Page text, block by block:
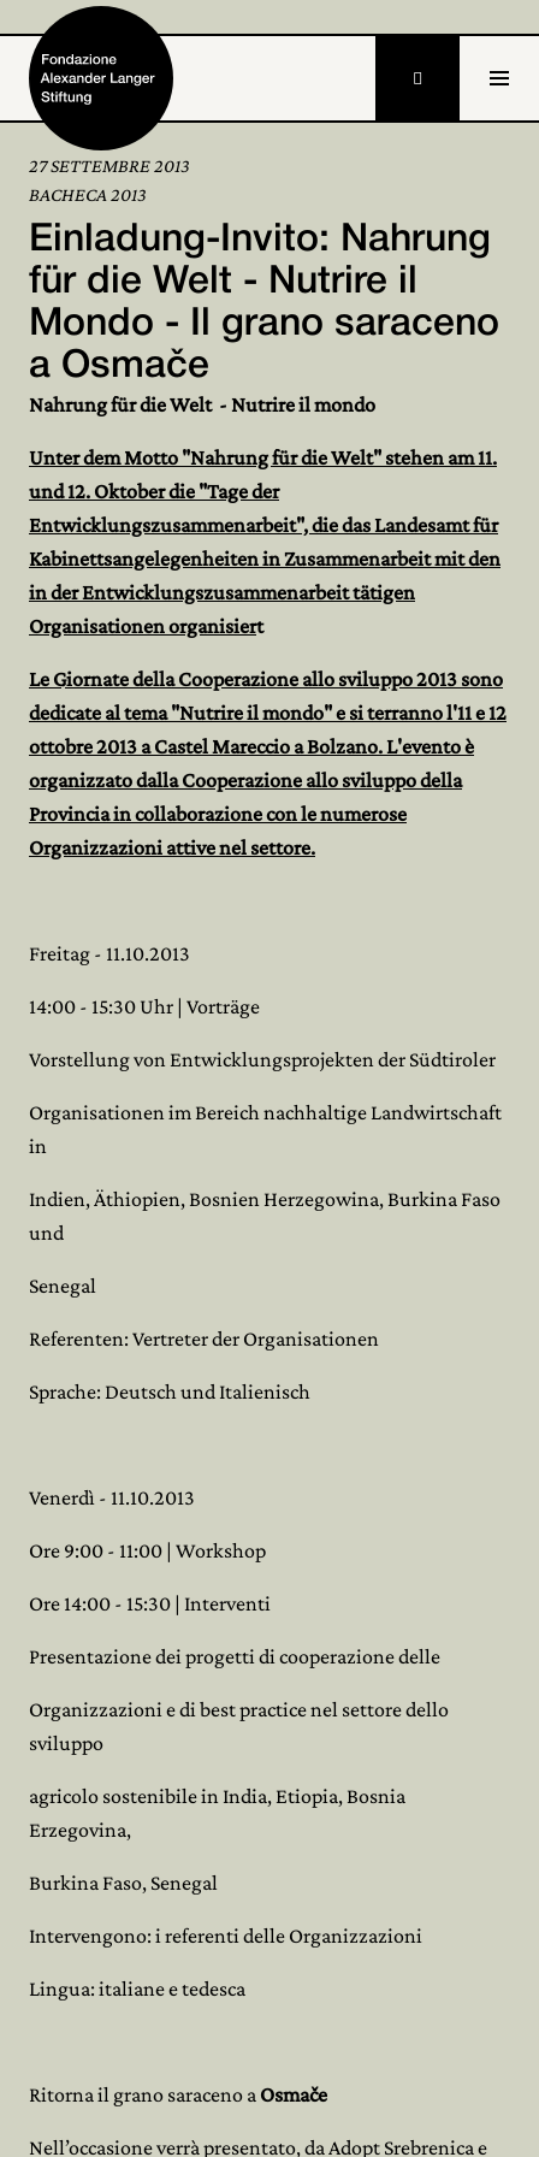
Home
Fondazione
Attività e progetti 
Alexander Langer
Partecipa

27 SETTEMBRE 2013
BACHECA 2013
Einladung-Invito: Nahrung
für die Welt - Nutrire il
Mondo - Il grano saraceno
a Osmače
Nahrung für die Welt - Nutrire il mondo
Unter dem Motto "Nahrung für die Welt" stehen am 11.
und 12. Oktober die "Tage der
Entwicklungszusammenarbeit", die das Landesamt für
Kabinettsangelegenheiten in Zusammenarbeit mit den
in der Entwicklungszusammenarbeit tätigen
Organisationen organisiert
Le Giornate della Cooperazione allo sviluppo 2013 sono
dedicate al tema "Nutrire il mondo" e si terranno l'11 e 12
ottobre 2013 a Castel Mareccio a Bolzano. L'evento è
organizzato dalla Cooperazione allo sviluppo della
Provincia in collaborazione con le numerose
Organizzazioni attive nel settore.
Freitag - 11.10.2013
14:00 - 15:30 Uhr | Vorträge
Vorstellung von Entwicklungsprojekten der Südtiroler
Organisationen im Bereich nachhaltige Landwirtschaft
in
Indien, Äthiopien, Bosnien Herzegowina, Burkina Faso
und
Senegal
Referenten: Vertreter der Organisationen
Sprache: Deutsch und Italienisch
Venerdì - 11.10.2013
Ore 9:00 - 11:00 | Workshop
Ore 14:00 - 15:30 | Interventi
Presentazione dei progetti di cooperazione delle
Organizzazioni e di best practice nel settore dello
sviluppo
agricolo sostenibile in India, Etiopia, Bosnia
Erzegovina,
Burkina Faso, Senegal
Intervengono: i referenti delle Organizzazioni
Lingua: italiane e tedesca
Ritorna il grano saraceno a Osmače
Nell’occasione verrà presentato, da Adopt Srebrenica e